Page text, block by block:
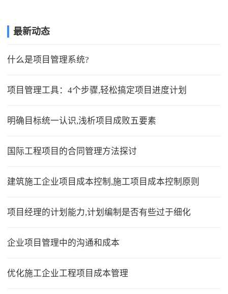
最新动态
什么是项目管理系统?
项目管理工具：4个步骤,轻松搞定项目进度计划
明确目标统一认识,浅析项目成败五要素
国际工程项目的合同管理方法探讨
建筑施工企业项目成本控制,施工项目成本控制原则
项目经理的计划能力,计划编制是否有些过于细化
企业项目管理中的沟通和成本
优化施工企业工程项目成本管理